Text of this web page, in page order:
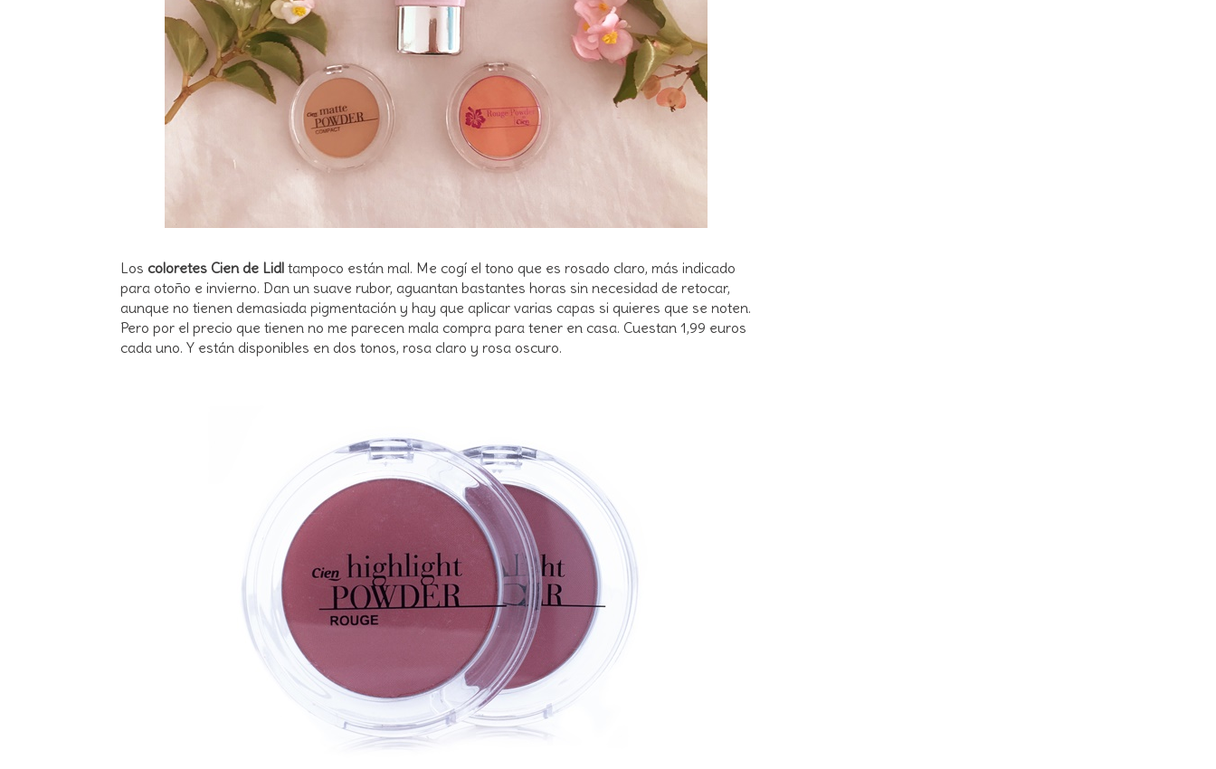
Los coloretes Cien de Lidl tampoco están mal. Me cogí el tono que es rosado claro, más indicado
para otoño e invierno. Dan un suave rubor, aguantan bastantes horas sin necesidad de retocar,
aunque no tienen demasiada pigmentación y hay que aplicar varias capas si quieres que se noten.
Pero por el precio que tienen no me parecen mala compra para tener en casa. Cuestan 1,99 euros
cada uno. Y están disponibles en dos tonos, rosa claro y rosa oscuro.